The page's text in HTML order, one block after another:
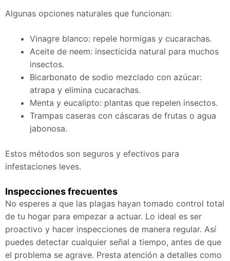
Algunas opciones naturales que funcionan:
Vinagre blanco: repele hormigas y cucarachas.
Aceite de neem: insecticida natural para muchos
insectos.
Bicarbonato de sodio mezclado con azúcar:
atrapa y elimina cucarachas.
Menta y eucalipto: plantas que repelen insectos.
Trampas caseras con cáscaras de frutas o agua
jabonosa.
Estos métodos son seguros y efectivos para
infestaciones leves.
Inspecciones frecuentes
No esperes a que las plagas hayan tomado control total
de tu hogar para empezar a actuar. Lo ideal es ser
proactivo y hacer inspecciones de manera regular. Así
puedes detectar cualquier señal a tiempo, antes de que
el problema se agrave. Presta atención a detalles como